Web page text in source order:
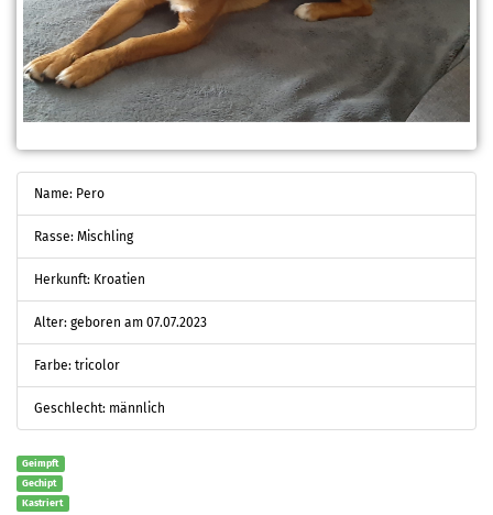
Name: Pero
Rasse: Mischling
Herkunft: Kroatien
Alter: geboren am 07.07.2023
Farbe: tricolor
Geschlecht: männlich
Geimpft
Gechipt
Kastriert